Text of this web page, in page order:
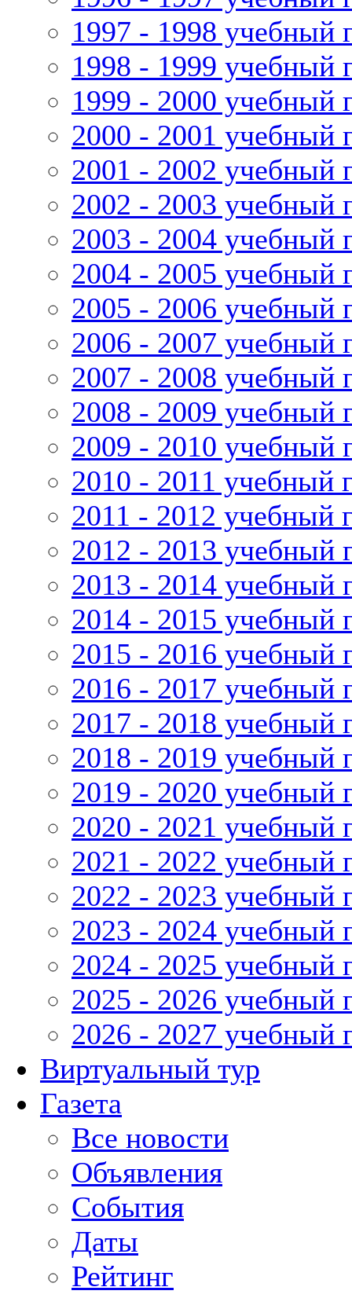
1997 - 1998 учебный
1998 - 1999 учебный
1999 - 2000 учебный
2000 - 2001 учебный
2001 - 2002 учебный
2002 - 2003 учебный
2003 - 2004 учебный
2004 - 2005 учебный
2005 - 2006 учебный
2006 - 2007 учебный
2007 - 2008 учебный
2008 - 2009 учебный
2009 - 2010 учебный
2010 - 2011 учебный
2011 - 2012 учебный
2012 - 2013 учебный
2013 - 2014 учебный
2014 - 2015 учебный
2015 - 2016 учебный
2016 - 2017 учебный
2017 - 2018 учебный
2018 - 2019 учебный
2019 - 2020 учебный
2020 - 2021 учебный
2021 - 2022 учебный
2022 - 2023 учебный
2023 - 2024 учебный
2024 - 2025 учебный
2025 - 2026 учебный
2026 - 2027 учебный
Виртуальный тур
Газета
Все новости
Объявления
События
Даты
Рейтинг